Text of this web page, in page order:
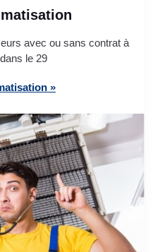
avec ou sans contrat à
le 29
»